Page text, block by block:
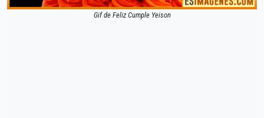
Gif de Feliz Cumple Yeison